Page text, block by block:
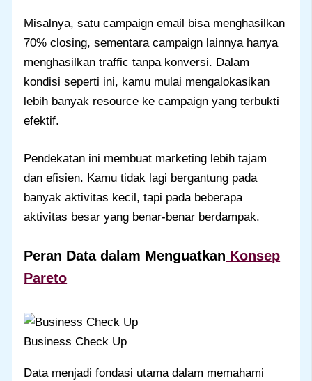
Misalnya, satu campaign email bisa menghasilkan
70% closing, sementara campaign lainnya hanya
menghasilkan traffic tanpa konversi. Dalam
kondisi seperti ini, kamu mulai mengalokasikan
lebih banyak resource ke campaign yang terbukti
efektif.
Pendekatan ini membuat marketing lebih tajam
dan efisien. Kamu tidak lagi bergantung pada
banyak aktivitas kecil, tapi pada beberapa
aktivitas besar yang benar-benar berdampak.
Peran Data dalam Menguatkan Konsep
Pareto
Business Check Up
Data menjadi fondasi utama dalam memahami